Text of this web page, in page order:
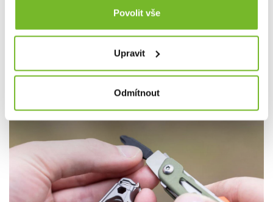
Povolit vše
Upravit
Odmítnout